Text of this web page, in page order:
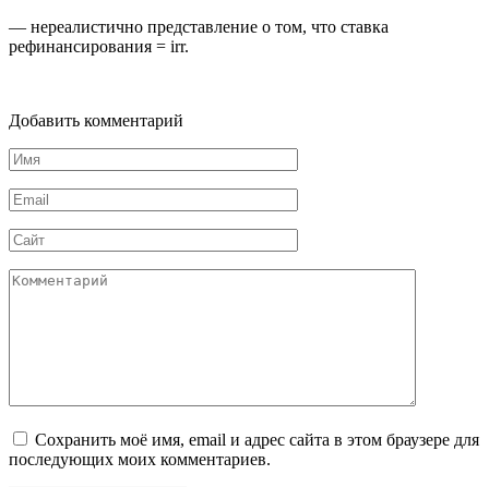
— нереалистично представление о том, что ставка
рефинансирования = irr.
Добавить комментарий
Имя
*
Email
*
Сайт
Комментарий
Сохранить моё имя, email и адрес сайта в этом браузере для
последующих моих комментариев.